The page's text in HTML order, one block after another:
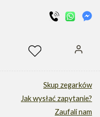
w koszyku: 0. Zobacz
Skup zegarków
Jak wysłać zapytanie?
Zaufali nam